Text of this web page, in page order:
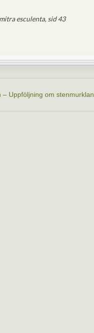
esculenta, sid 43
– Uppföljning om stenmurklan